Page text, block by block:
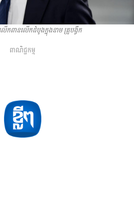
កពានលើកដំបូងក្នុងនាម គ្រូបង្វឹក
ពាណិជ្ជកម្ម